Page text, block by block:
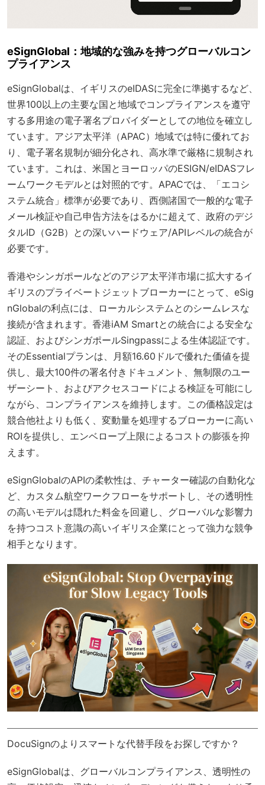
eSignGlobal：地域的な強みを持つグローバルコン
プライアンス
eSignGlobalは、イギリスのeIDASに完全に準拠するなど、
世界100以上の主要な国と地域でコンプライアンスを遵守
する多用途の電子署名プロバイダーとしての地位を確立し
ています。アジア太平洋（APAC）地域では特に優れてお
り、電子署名規制が細分化され、高水準で厳格に規制され
ています。これは、米国とヨーロッパのESIGN/eIDASフレ
ームワークモデルとは対照的です。APACでは、「エコシ
ステム統合」標準が必要であり、西側諸国で一般的な電子
メール検証や自己申告方法をはるかに超えて、政府のデジ
タルID（G2B）との深いハードウェア/APIレベルの統合が
必要です。
香港やシンガポールなどのアジア太平洋市場に拡大するイ
ギリスのプライベートジェットブローカーにとって、eSig
nGlobalの利点には、ローカルシステムとのシームレスな
接続が含まれます。香港iAM Smartとの統合による安全な
認証、およびシンガポールSingpassによる生体認証です。
そのEssentialプランは、月額16.60ドルで優れた価値を提
供し、最大100件の署名付きドキュメント、無制限のユー
ザーシート、およびアクセスコードによる検証を可能にし
ながら、コンプライアンスを維持します。この価格設定は
競合他社よりも低く、変動量を処理するブローカーに高い
ROIを提供し、エンベロープ上限によるコストの膨張を抑
えます。
eSignGlobalのAPIの柔軟性は、チャーター確認の自動化な
ど、カスタム航空ワークフローをサポートし、その透明性
の高いモデルは隠れた料金を回避し、グローバルな影響力
を持つコスト意識の高いイギリス企業にとって強力な競争
相手となります。
DocuSignのよりスマートな代替手段をお探しですか？
eSignGlobalは、 グローバルコンプライアンス 、透明性の